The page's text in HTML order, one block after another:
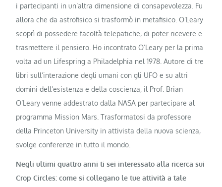
i partecipanti in un’altra dimensione di consapevolezza. Fu
allora che da astrofisico si trasformò in metafisico. O’Leary
scoprì di possedere facoltà telepatiche, di poter ricevere e
trasmettere il pensiero. Ho incontrato O’Leary per la prima
volta ad un Lifespring a Philadelphia nel 1978. Autore di tre
libri sull’interazione degli umani con gli UFO e su altri
domini dell’esistenza e della coscienza, il Prof. Brian
O’Leary venne addestrato dalla NASA per partecipare al
programma Mission Mars. Trasformatosi da professore
della Princeton University in attivista della nuova scienza,
svolge conferenze in tutto il mondo.
Negli ultimi quattro anni ti sei interessato alla ricerca sui
Crop Circles: come si collegano le tue attività a tale